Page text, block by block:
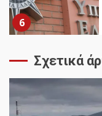
6
Σχετικά